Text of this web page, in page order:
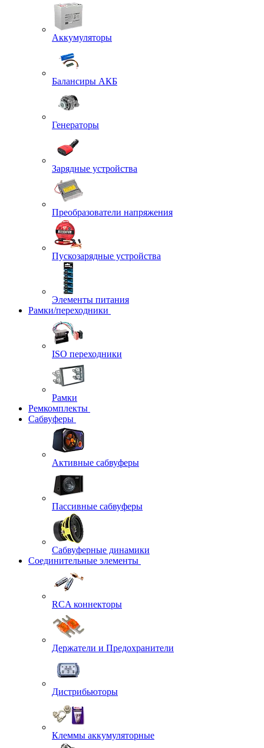
Аккумуляторы
Балансиры АКБ
Генераторы
Зарядные устройства
Преобразователи напряжения
Пускозарядные устройства
Элементы питания
Рамки/переходники
ISO переходники
Рамки
Ремкомплекты
Сабвуферы
Активные сабвуферы
Пассивные сабвуферы
Сабвуферные динамики
Соединительные элементы
RCA коннекторы
Держатели и Предохранители
Дистрибьюторы
Клеммы аккумуляторные